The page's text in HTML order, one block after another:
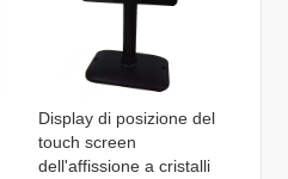
Display di posizione del
touch screen
dell'affissione a cristalli